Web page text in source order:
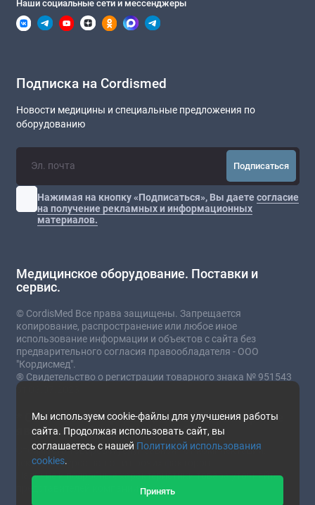
Мы используем cookie-файлы для улучшения работы
сайта. Продолжая использовать сайт, вы
соглашаетесь с нашей Политикой использования
cookies.
Принять
Наши социальные сети и мессенджеры
Подписка на Cordismed
Новости медицины и специальные предложения по
оборудованию
Подписаться
Нажимая на кнопку «Подписаться», Вы даетесогласие
на получение рекламных и информационных
материалов.
Медицинское оборудование. Поставки и
сервис.
© CordisMed Все права защищены. Запрещается
копирование, распространение или любое иное
использование информации и объектов с сайта без
предварительного согласия правообладателя - ООО
"Кордисмед".
® Свидетельство о регистрации товарного знака № 951543
от 03.07.2023
* Сайт носит информационный характер и не
является публичной офертой.
Стоимость товаров и услуг зависит от комплектации,
текущего курса валют и прочих факторов.
Наличие и подробные характеристики товара уточняйте у
представителей компании.